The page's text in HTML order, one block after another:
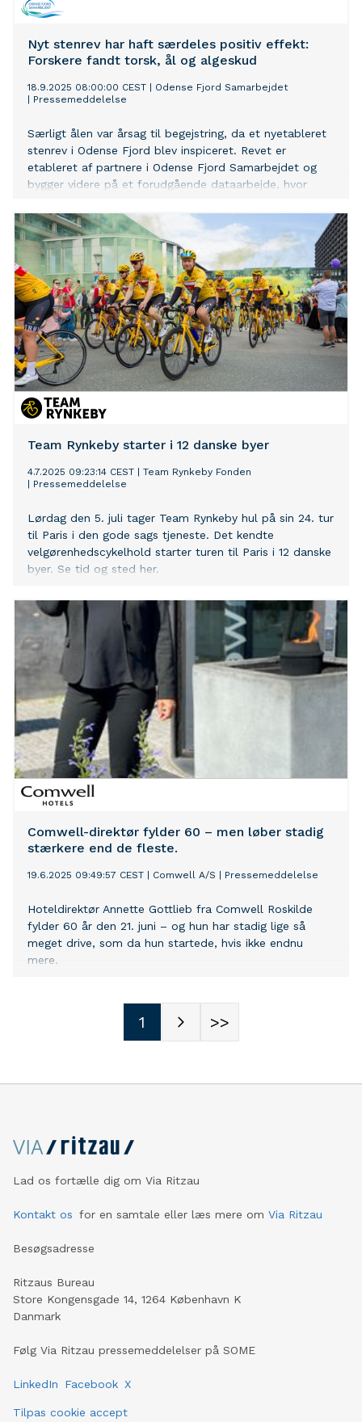
Nyt stenrev har haft særdeles positiv effekt:
Forskere fandt torsk, ål og algeskud
18.9.2025 08:00:00 CEST
Odense Fjord Samarbejdet
Pressemeddelelse
Særligt ålen var årsag til begejstring, da et nyetableret
stenrev i Odense Fjord blev inspiceret. Revet er
etableret af partnere i Odense Fjord Samarbejdet og
bygger videre på et forudgående dataarbejde, hvor
afdækket.
Team Rynkeby starter i 12 danske byer
4.7.2025 09:23:14 CEST
Team Rynkeby Fonden
Pressemeddelelse
Lørdag den 5. juli tager Team Rynkeby hul på sin 24. tur
til Paris i den gode sags tjeneste. Det kendte
velgørenhedscykelhold starter turen til Paris i 12 danske
byer. Se tid og sted her.
Comwell-direktør fylder 60 – men løber stadig
stærkere end de fleste.
19.6.2025 09:49:57 CEST Comwell A/S Pressemeddelelse
Hoteldirektør Annette Gottlieb fra Comwell Roskilde
fylder 60 år den 21. juni – og hun har stadig lige så
meget drive, som da hun startede, hvis ikke endnu
mere.
1 >>
Lad os fortælle dig om Via Ritzau
Kontakt os for en samtale eller læs mere om Via Ritzau
Besøgsadresse
Ritzaus Bureau
Store Kongensgade 14, 1264 København K
Danmark
Følg Via Ritzau pressemeddelelser på SOME
LinkedIn Facebook X
Tilpas cookie accept